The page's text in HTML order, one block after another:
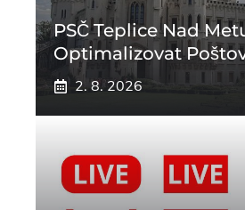
PSČ Teplice Nad
Optimalizovat
2. 8. 2026